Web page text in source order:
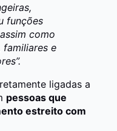
funções
como
familiares e
ligadas a
pessoas que
estreito com